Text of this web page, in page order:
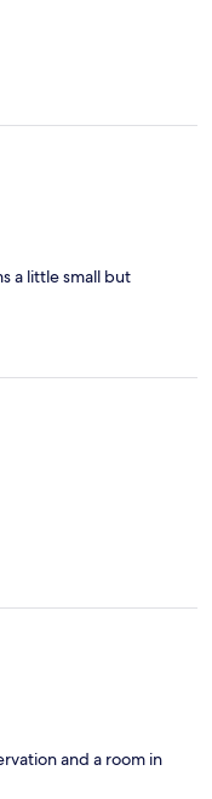
a little small but
and a room in